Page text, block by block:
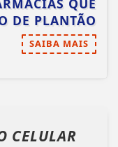
QUE
DE PLANTÃO
SAIBA MAIS
CELULAR